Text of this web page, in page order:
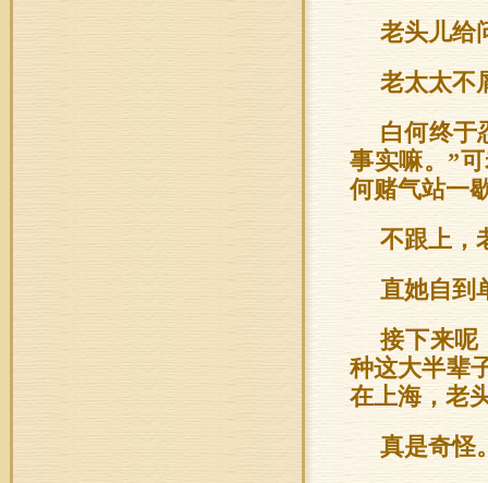
老头儿给
老太太不
白何终于
事实嘛。”
何赌气站一
不跟上，
直她自到
接下来呢
种这大半辈
在上海，老
真是奇怪